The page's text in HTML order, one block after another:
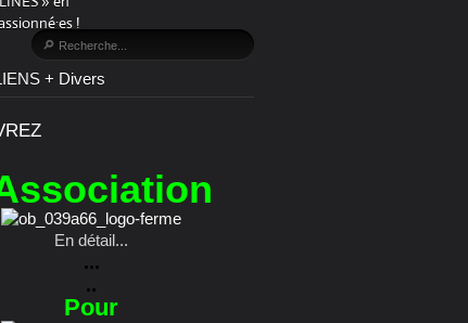
!
+ Divers
En détail...
...
..
Pour